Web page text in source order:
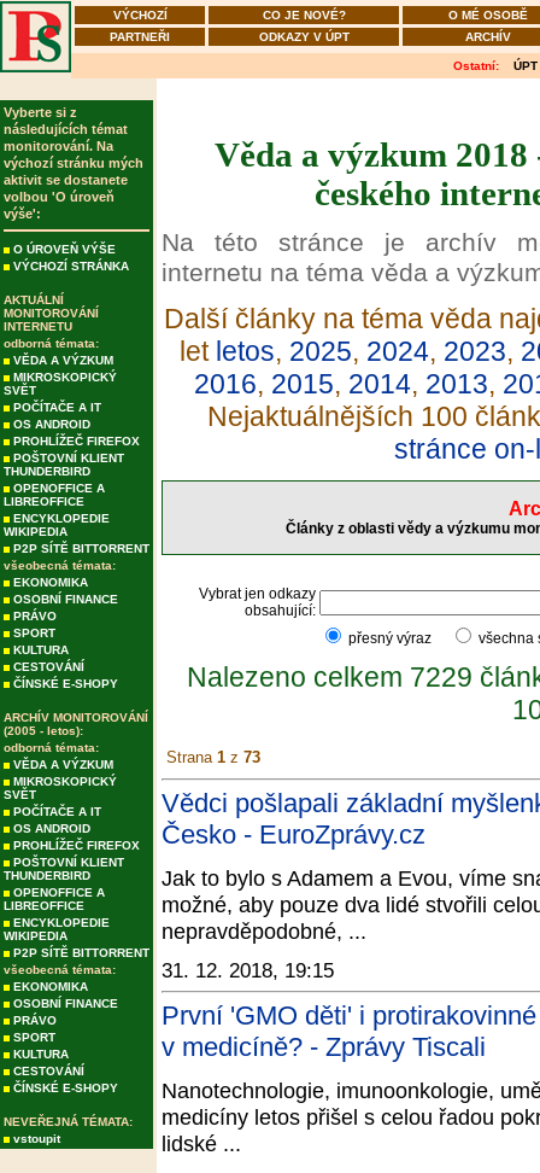
VÝCHOZÍ CO JE NOVÉ?
O MÉ OSOBĚ
PARTNEŘI
ODKAZY V ÚPT ARCHÍV
Ostatní: ÚPT
Vyberte si z
následujících témat
monitorování. Na
výchozí stránku mých
aktivit se dostanete
volbou 'O úroveň
výše':
O ÚROVEŇ VÝŠE
VÝCHOZÍ STRÁNKA
AKTUÁLNÍ
MONITOROVÁNÍ
INTERNETU
odborná témata:
VĚDA A VÝZKUM
MIKROSKOPICKÝ
SVĚT
POČÍTAČE A IT
OS ANDROID
PROHLÍŽEČ FIREFOX
POŠTOVNÍ KLIENT
THUNDERBIRD
OPENOFFICE A
LIBREOFFICE
ENCYKLOPEDIE
WIKIPEDIA
P2P SÍTĚ BITTORRENT
všeobecná témata:
EKONOMIKA
OSOBNÍ FINANCE
PRÁVO
SPORT
KULTURA
CESTOVÁNÍ
ČÍNSKÉ E-SHOPY
ARCHÍV MONITOROVÁNÍ
(2005 - letos):
odborná témata:
VĚDA A VÝZKUM
MIKROSKOPICKÝ
SVĚT
POČÍTAČE A IT
OS ANDROID
PROHLÍŽEČ FIREFOX
POŠTOVNÍ KLIENT
THUNDERBIRD
OPENOFFICE A
LIBREOFFICE
ENCYKLOPEDIE
WIKIPEDIA
P2P SÍTĚ BITTORRENT
všeobecná témata:
EKONOMIKA
OSOBNÍ FINANCE
PRÁVO
SPORT
KULTURA
CESTOVÁNÍ
ČÍNSKÉ E-SHOPY
NEVEŘEJNÁ TÉMATA:
vstoupit
Věda a výzkum
českého
Na této stránce je archív
internetu na téma věda a
Další články na téma věda
let letos, 2025, 2024, 2023,
2016, 2015, 2014, 2013,
Nejaktuálnějších 100
stránce
Články z oblasti vědy a výzkumu
Vybrat jen odkazy
obsahující:
přesný výraz
Nalezeno celkem 7229
Strana 1 z 73
Vědci pošlapali základní
Česko - EuroZprávy.cz
Jak to bylo s Adamem a Evou, víme
možné, aby pouze dva lidé stvořili
nepravděpodobné, ...
31. 12. 2018, 19:15
První 'GMO děti' i
v medicíně? - Zprávy Tiscali
Nanotechnologie, imunoonkologie,
medicíny letos přišel s celou řadou
lidské ...